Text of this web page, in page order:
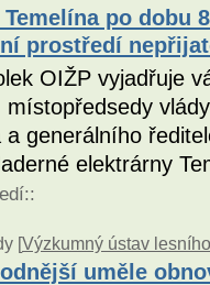
po dobu
prostředí
OIŽP vyjadřuje
a generálního
elektrárny
::
[Výzkumný ústav
uměle